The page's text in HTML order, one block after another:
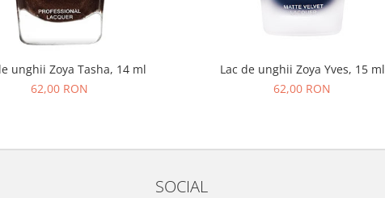
unghii Zoya Tasha, 14 ml
62,00 RON
Lac de unghii Zoya Yves, 15 ml
62,00 RON
SOCIAL